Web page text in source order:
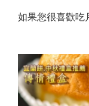
如果您很喜歡吃